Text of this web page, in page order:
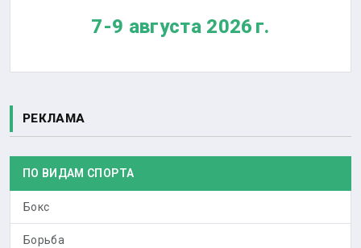
7-9 августа 2026 г.
РЕКЛАМА
ПО ВИДАМ СПОРТА
Бокс
Борьба